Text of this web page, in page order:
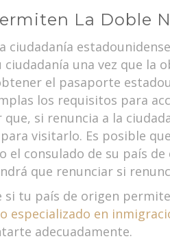
La Doble
ciudadanía
una vez que la
el pasaporte
los requisitos para
que, si renuncia a la
visitarlo. Es posible
el consulado de su país
que renunciar si
si tu país de origen
especializado en
adecuadamente.